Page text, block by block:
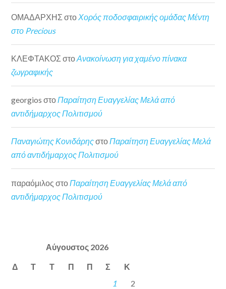
ΟΜΑΔΑΡΧΗΣ στοΧορός ποδοσφαιρικής ομάδας Μέντη
στο Precious
ΚΛΕΦΤΑΚΟΣ στοΑνακοίνωση για χαμένο πίνακα
ζωγραφικής
georgios στοΠαραίτηση Ευαγγελίας Μελά από
αντιδήμαρχος Πολιτισμού
Παναγιώτης ΚονιδάρηςστοΠαραίτηση Ευαγγελίας Μελά
από αντιδήμαρχος Πολιτισμού
παραόμιλος στο Παραίτηση Ευαγγελίας Μελά από
αντιδήμαρχος Πολιτισμού
Αύγουστος 2026
Δ Τ Τ Π Π Σ Κ
1
2